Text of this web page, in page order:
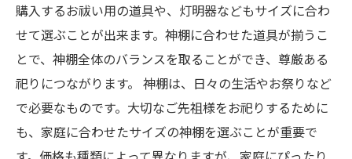
購入するお祓い用の道具や、灯明器などもサイズに合わ
せて選ぶことが出来ます。神棚に合わせた道具が揃うこ
とで、神棚全体のバランスを取ることができ、尊厳ある
祀りにつながります。 神棚は、日々の生活やお祭りなど
で必要なものです。大切なご先祖様をお祀りするために
も、家庭に合わせたサイズの神棚を選ぶことが重要で